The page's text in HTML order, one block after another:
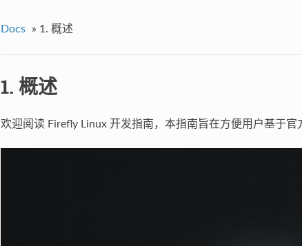
Docs » 1. 概述
1. 概述
欢迎阅读 Firefly Linux 开发指南，本指南旨在方便用户基于官